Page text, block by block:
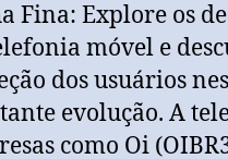
Fina: Explore os
móvel e
dos usuários
evolução. A
como Oi